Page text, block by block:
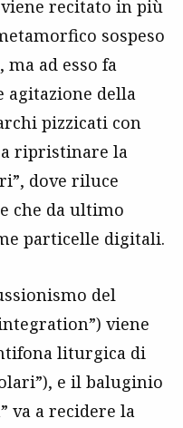
recitato in più
sospeso
ad esso fa
agitazione della
pizzicati con
a ripristinare la
dove riluce
che da ultimo
particelle digitali.
del
viene
liturgica di
e il baluginio
va a recidere la